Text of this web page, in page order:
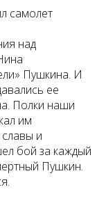
самолет
над
Пушкина. И
ее
Полки наши
им
и
бой за каждый
Пушкин.